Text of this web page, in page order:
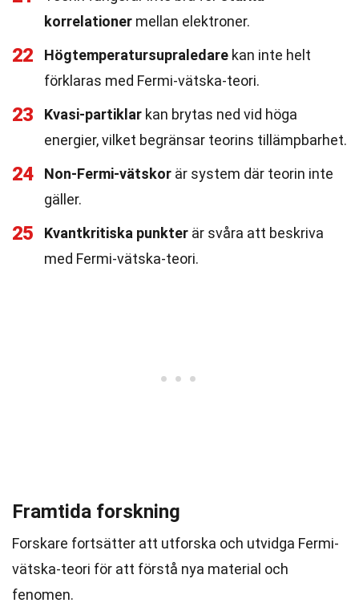
korrelationer mellan elektroner.
22 Högtemperatursupraledare kan inte helt
förklaras med Fermi-vätska-teori.
23 Kvasi-partiklar kan brytas ned vid höga
energier, vilket begränsar teorins tillämpbarhet.
24 Non-Fermi-vätskor är system där teorin inte
gäller.
25 Kvantkritiska punkter är svåra att beskriva
med Fermi-vätska-teori.
Framtida forskning
Forskare fortsätter att utforska och utvidga Fermi-
vätska-teori för att förstå nya material och
fenomen.